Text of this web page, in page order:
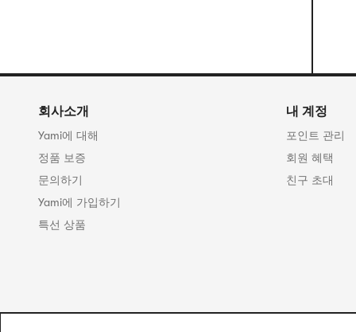
회사소개
Yami에 대해
정품 보증
문의하기
Yami에 가입하기
특선 상품
내 계정
포인트 관리
회원 혜택
친구 초대